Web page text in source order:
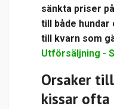
sänkta priser
till både
till kvarn som
Utförsäljning -
Orsaker
kissar